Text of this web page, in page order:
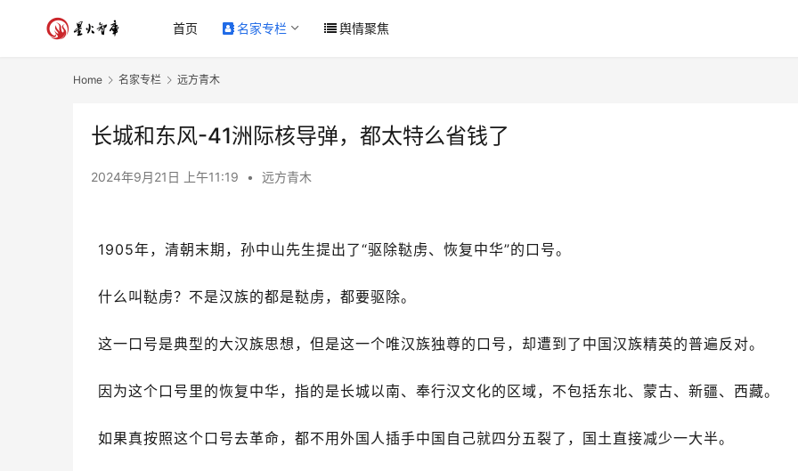
首页 名家专栏 舆情聚焦
Home 名家专栏 远方青木
长城和东风-41洲际核导弹，都太特么省钱了
2024年9月21日 上午11:19 • 远方青木
1905年，清朝末期，孙中山先生提出了“驱除鞑虏、恢复中华”的口号。
什么叫鞑虏？不是汉族的都是鞑虏，都要驱除。
这一口号是典型的大汉族思想，但是这一个唯汉族独尊的口号，却遭到了中国汉族精英的普遍反对。
因为这个口号里的恢复中华，指的是长城以南、奉行汉文化的区域，不包括东北、蒙古、新疆、西藏。
如果真按照这个口号去革命，都不用外国人插手中国自己就四分五裂了，国土直接减少一大半。